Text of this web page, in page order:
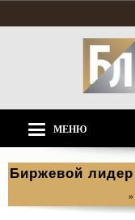
МЕНЮ
Биржевой лидер
»